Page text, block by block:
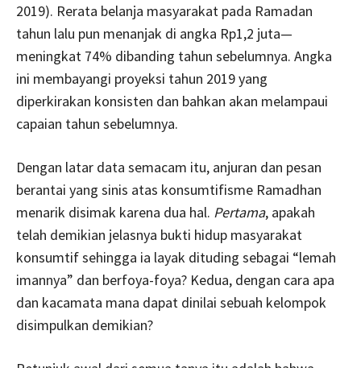
2019). Rerata belanja masyarakat pada Ramadan
tahun lalu pun menanjak di angka Rp1,2 juta—
meningkat 74% dibanding tahun sebelumnya. Angka
ini membayangi proyeksi tahun 2019 yang
diperkirakan konsisten dan bahkan akan melampaui
capaian tahun sebelumnya.
Dengan latar data semacam itu, anjuran dan pesan
berantai yang sinis atas konsumtifisme Ramadhan
menarik disimak karena dua hal. Pertama, apakah
telah demikian jelasnya bukti hidup masyarakat
konsumtif sehingga ia layak dituding sebagai “lemah
imannya” dan berfoya-foya? Kedua, dengan cara apa
dan kacamata mana dapat dinilai sebuah kelompok
disimpulkan demikian?